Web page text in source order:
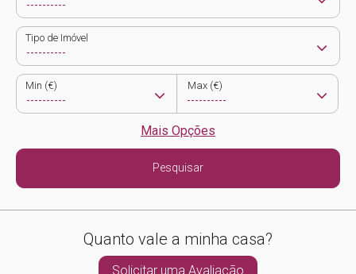
Tipo de Imóvel
Min (€) Max (€)
Mais Opções
Pesquisar
Quanto vale a minha casa?
Solicitar uma Avaliação